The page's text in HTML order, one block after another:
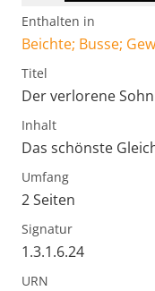
Enthalten in
Beichte; Busse;
Titel
Der verlorene Sohn
Inhalt
Das schönste
Umfang
2 Seiten
Signatur
1.3.1.6.24
URN